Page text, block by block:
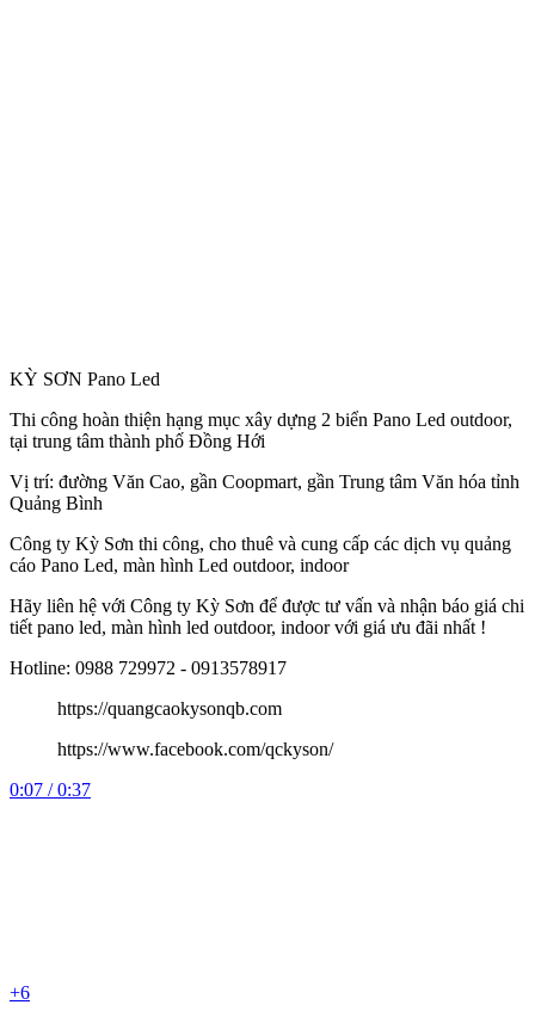
KỲ SƠN Pano Led
Thi công hoàn thiện hạng mục xây dựng 2 biển Pano Led outdoor,
tại trung tâm thành phố Đồng Hới
Vị trí: đường Văn Cao, gần Coopmart, gần Trung tâm Văn hóa tỉnh
Quảng Bình
Công ty Kỳ Sơn thi công, cho thuê và cung cấp các dịch vụ quảng
cáo Pano Led, màn hình Led outdoor, indoor
Hãy liên hệ với Công ty Kỳ Sơn để được tư vấn và nhận báo giá chi
tiết pano led, màn hình led outdoor, indoor với giá ưu đãi nhất !
Hotline: 0988 729972 - 0913578917
https://quangcaokysonqb.com
https://www.facebook.com/qckyson/
0:07 / 0:37
+6